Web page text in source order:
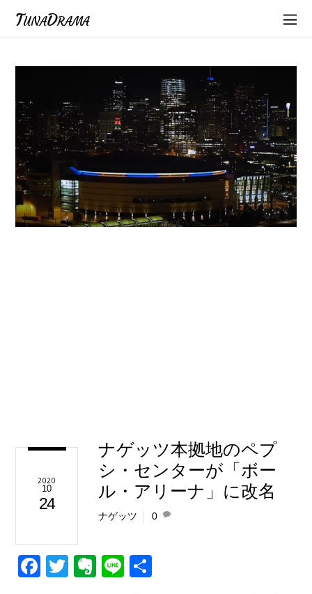
TunaDrama
2020
10
24
ナゲッツ本拠地のペプ
シ・センターが「ボー
ル・アリーナ」に改名
ナゲッツ 0
F
T
E
Li